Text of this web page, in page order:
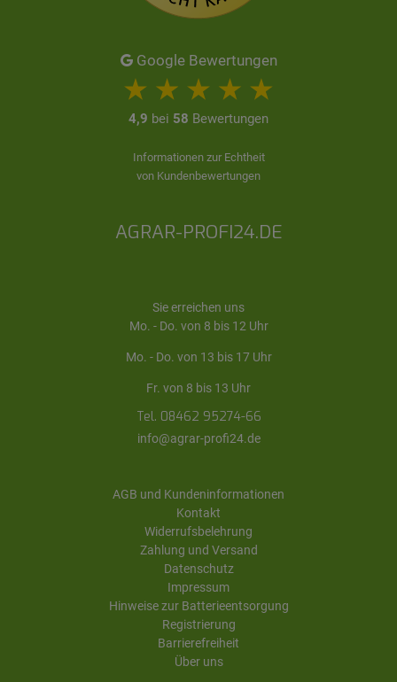
Google Bewertungen
4,9 bei 58 Bewertungen
Informationen zur Echtheit
von Kundenbewertungen
AGRAR-PROFI24.DE
Sie erreichen uns
Mo. - Do. von 8 bis 12 Uhr
Mo. - Do. von 13 bis 17 Uhr
Fr. von 8 bis 13 Uhr
Tel. 08462 95274-66
info@agrar-profi24.de
AGB und Kundeninformationen
Kontakt
Widerrufsbelehrung
Zahlung und Versand
Datenschutz
Impressum
Hinweise zur Batterieentsorgung
Registrierung
Barrierefreiheit
Über uns